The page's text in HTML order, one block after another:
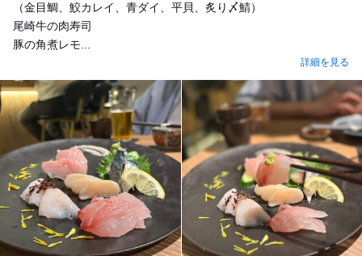
（金目鯛、鮫カレイ、青ダイ、平貝、炙り〆鯖）
尾崎牛の肉寿司
豚の角煮レモ...
詳細を見る